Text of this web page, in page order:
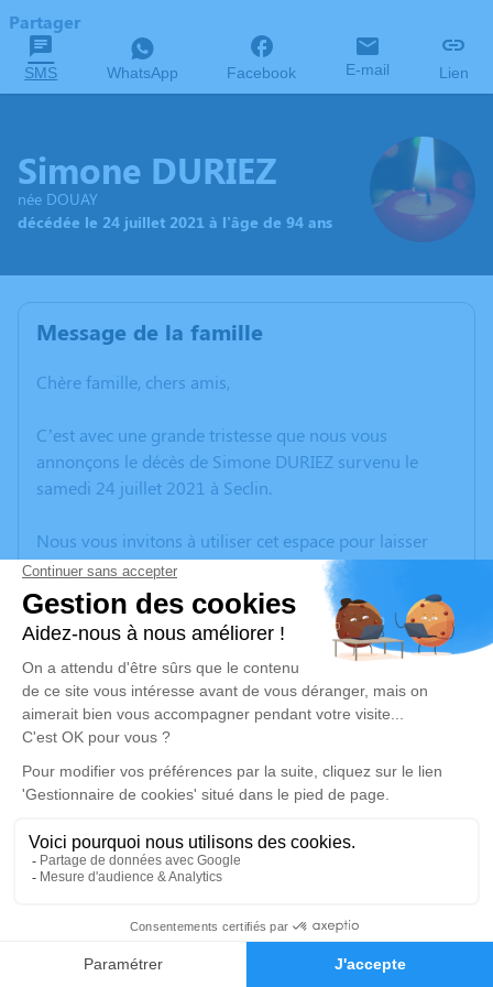
Faire-part Hommages
Partager
SMS WhatsApp Facebook E-mail Lien
Simone DURIEZ
née DOUAY
décédée le 24 juillet 2021 à l'âge de 94 ans
Message de la famille
Chère famille, chers amis,
C’est avec une grande tristesse que nous vous
annonçons le décès de Simone DURIEZ survenu le
samedi 24 juillet 2021 à Seclin.
Nous vous invitons à utiliser cet espace pour laisser
vos condoléances, partager des photos souvenirs, une
anecdote ou exprimer vos pensées à travers des
poèmes ou des textes. Cet endroit est un lieu
d'expression dédié à honorer la mémoire de Simone
DURIEZ.
Un service de plantation d’arbre hommage est
disponible ici.
Je rends hommage
Cérémonie religieuse
Église Saint Christophe de Phalempin
59133 Phalempin